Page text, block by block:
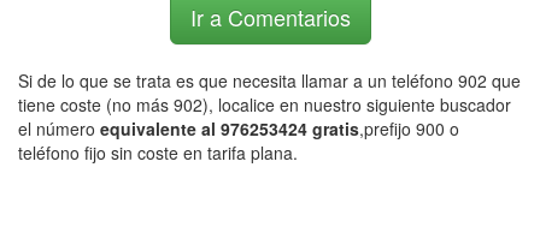
Ir a Comentarios
Si de lo que se trata es que necesita llamar a un teléfono 902 que
tiene coste (no más 902), localice en nuestro siguiente buscador
el número equivalente al 976253424 gratis,prefijo 900 o
teléfono fijo sin coste en tarifa plana.